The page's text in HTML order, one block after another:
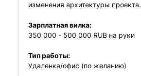
изменения архитектуры проекта.
Зарплатная вилка:
350 000 - 500 000 RUB на руки
Тип работы:
Удаленка/офис (по желанию)